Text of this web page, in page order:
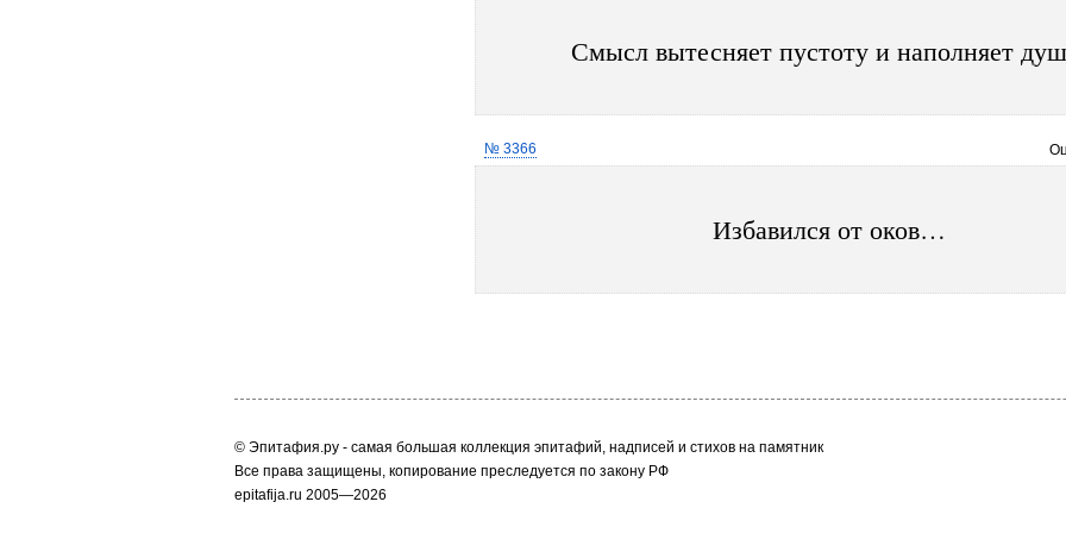
Смысл вытесняет пустоту и наполняет
№ 3366
Избавился от оков…
© Эпитафия.ру - самая большая коллекция эпитафий, надписей и стихов на памятник
Все права защищены, копирование преследуется по закону РФ
epitafija.ru 2005—2026